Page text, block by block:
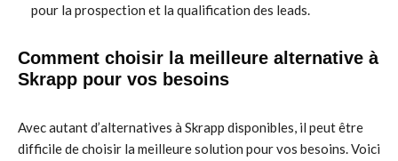
pour la prospection et la qualification des leads.
Comment choisir la meilleure alternative à
Skrapp pour vos besoins
Avec autant d’alternatives à Skrapp disponibles, il peut être
difficile de choisir la meilleure solution pour vos besoins. Voici